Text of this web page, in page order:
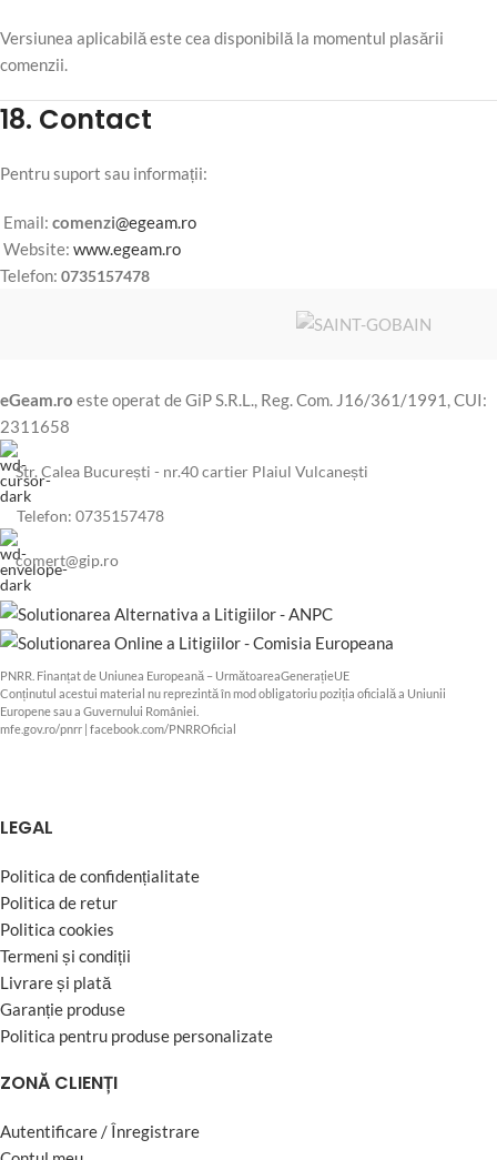
Versiunea aplicabilă este cea disponibilă la momentul plasării
comenzii.
18. Contact
Pentru suport sau informații:
Email: comenzi@egeam.ro
Website: www.egeam.ro
Telefon: 0735157478
eGeam.ro este operat de GiP S.R.L., Reg. Com. J16/361/1991, CUI:
2311658
Str. Calea București - nr.40 cartier Plaiul Vulcanești
Telefon: 0735157478
comert@gip.ro
PNRR. Finanțat de Uniunea Europeană – UrmătoareaGenerațieUE
Conținutul acestui material nu reprezintă în mod obligatoriu poziția oficială a Uniunii
Europene sau a Guvernului României.
mfe.gov.ro/pnrr facebook.com/PNRROficial
LEGAL
Politica de confidențialitate
Politica de retur
Politica cookies
Termeni și condiții
Livrare și plată
Garanție produse
Politica pentru produse personalizate
ZONĂ CLIENȚI
Autentificare / Înregistrare